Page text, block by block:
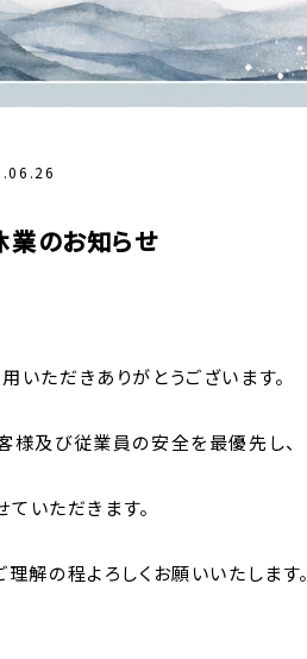
のお知らせ
いただきありがとうございます。
様及び従業員の安全を最優先し、
いただきます。
解の程よろしくお願いいたします。